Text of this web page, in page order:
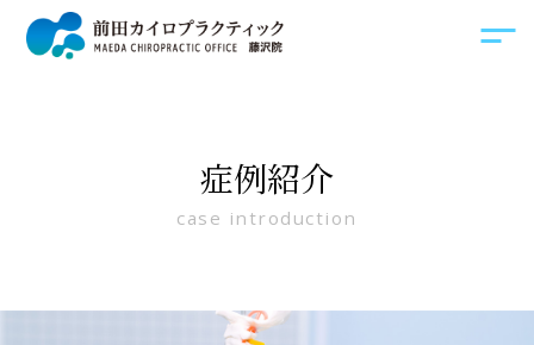
症例紹介
case introduction